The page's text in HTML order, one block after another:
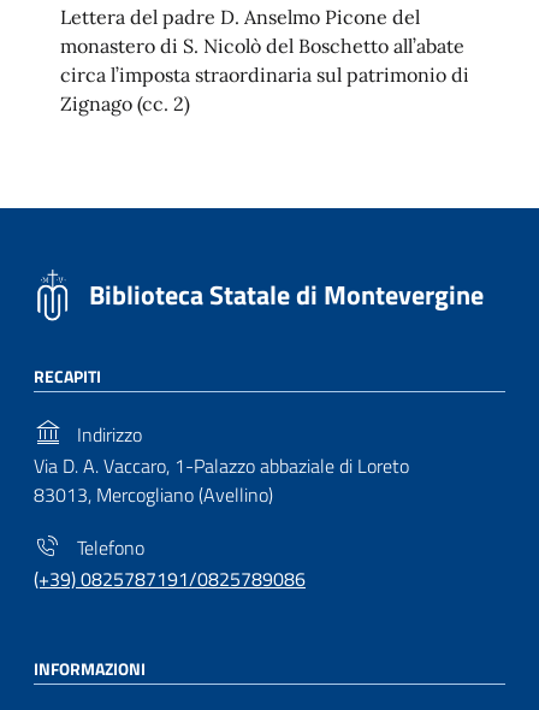
Lettera del padre D. Anselmo Picone del
monastero di S. Nicolò del Boschetto all’abate
circa l’imposta straordinaria sul patrimonio di
Zignago (cc. 2)
Biblioteca Statale di Montevergine
RECAPITI
Indirizzo
Via D. A. Vaccaro, 1-Palazzo abbaziale di Loreto
83013, Mercogliano (Avellino)
Telefono
(+39) 0825787191/0825789086
INFORMAZIONI